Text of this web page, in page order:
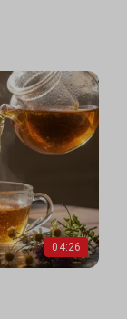
04:26